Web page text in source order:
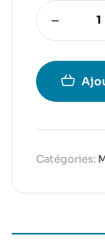
Catégories: